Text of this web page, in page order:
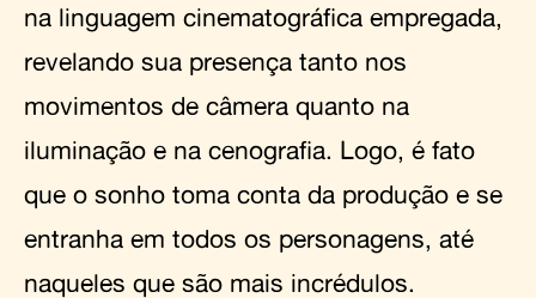
na linguagem cinematográfica empregada,
revelando sua presença tanto nos
movimentos de câmera quanto na
iluminação e na cenografia. Logo, é fato
que o sonho toma conta da produção e se
entranha em todos os personagens, até
naqueles que são mais incrédulos.